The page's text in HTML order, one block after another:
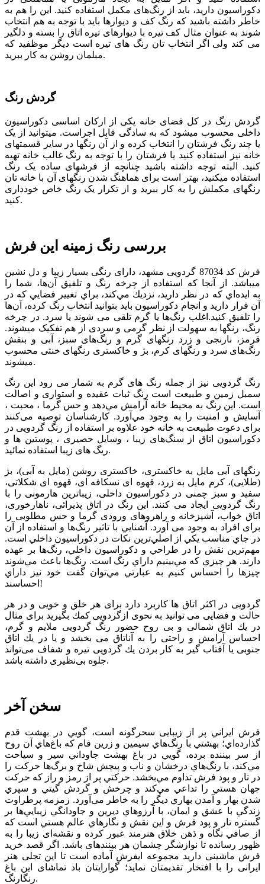
دکوراسیون دارید، باید از رنگ‌های مکمل استفاده کنید. این را هم به
خاطر داشته باشید که رنگ کف و دیوارها باید با توجه به هم انتخاب
شوند به عنوان مثال کف تیره با دیوارهای تیره اتاق را بسته و دلگیر
می کند ولی اگر انتخاب تان رنگ های تیره است دیگر موظفید که
مبلمان روشن به کار ببرید.
گردش رنگ
گردش رنگ در کل فضای خانه یکی از ارکان اساسی دکوراسیون
داخلی محسوب می­شود که به سادگی قابل اجراست. می­توانید از یک
یا چند رنگ فرش­تان را انتخاب کرده و از آن رنگ­ها در سایر قسمت­های
خانه نیز استفاده کنید یا فرشتان را با توجه به رنگ غالب خانه تهیه
کنید. البته توجه داشته باشید چنانچه از فرش­های ساده یک رنگ
استفاده می­کنید، بهتر است برای هماهنگ شدن رنگ­های آن با خانه ­تان
رنگ­های مکملش را به کار ببرید و از تکرار یک رنگ خاص خودداری
کنید.
بررسی رنگ زمینه این فرش
فرش کد 87034 گردویی مشهد، دارای رنگی بسیار زیبا و دل نشین
می­باشد. از آنجا که استفاده از چرخه رنگ و تلفيق آن‌ها، شما را
به ايده‌اي كه در نظر داريد، نزديك مي‌كند، براي تغيير فضايي كه در
آن قرار داريد و انجام دكوراسيون بايد بتوانيد انتخاب رنگ كرده، آن‌ها
را تلفيق كنيد.اغلب رنگ‌ها يا گرم تلقی می شوند يا سرد. در چرخه
رنگ، رنگ­ها به سهولت از نظر گرمی و سردی از هم تفکيک می­شوند.
قرمز، نارنجی و زرد رنگ­های گرم و رنگ‌های سبز، آبی و بنفش
رنگ‌های سرد و رنگ­های کرم، بژ و خاکستری رنگ­های خنثی محسوب
می­شوند.
رنگ گردویی نیز از جمله رنگ های گرم به شمار می رود این رنگ
سمبل زمین و طبیعت است رنگ ثبات عقیده و استواری و اصالت
است. این رنگ به محيط خانه آرامش مي‌دهد و حس گرما ، محبت ،
آسايش و امنيت را به وجود مي‌آورد. کارشناسان توصیه می‌کنند
برای دعوت طبیعت به خانه‌ خود علاوه بر استفاده از رنگ گردویی در
دكوراسیون اتاق از سنگ‌های زیبا ، وسایل حصیری ، پوستین ها و
ریگ های زیبا استفاده نمائید.
رنگهای آبی مایل به خاکستری، خاکستری روشن (مایل به آبی)، بژ
(طلایی)، کرم مایل به زرد، قهوه ای نسکافه ای، قهوه ای شکلاتی،
سفید و سبز چمنی در دکوراسیون داخلی، زیباترین هارمونی را با
رنگ گردویی ایجاد می کنند. این رنگ در اتاق پذیرائی، ناهارخوری،
اتاق خواب، آشپزخانه و راهروهای ورودی گرما و حس مطلوبی را
برای افراد به وجود می آورد. آشنايي با تاثير رنگ‌ها و استفاده از آن‌
در جاي مناسب يكي از اصلي‌ترين نكات در دكوراسيون داخلي است.
مهم‌ترين نقش را در طراحي و دكوراسيون داخلي، رنگ‌ها بر عهده
دارند. هر چيزي كه مي‌بينيم داراي رنگ است. رنگ‌ها باعث مي‌شوند
چيزها را احساس كنيم به عبارتي مي‌توان گفت خود نيز داراي
احساسند!
گردویی در اكثر اتاق ها كاربرد دارد برای هر خلق و خویی و در هر
حالت و فضایی می توانید به نحوی ازگردویی كمك بگیرید برای مثال
در یك اتاق شمالی و بی روح حضور رنگ گردویی ملایم و گرم،
احساس آرامش و راحتی را به آناتاق می بخشد و یا در یك اتاق
جنوبی یا آفتاب گیر به كار بردن یك گردویی تیره و شفاف می‌تواند
جلوه بی‌نظیری داشته باشد.
سخن آخر
فرش ايراني پر از زيبایی سحرگونه است، گويي در بهشت قدم
گذارده‌اي؛ بهشتي با رنگ‌هاي سيمين و زرين فام كه باغ‌هاي آن روح
از سر بيننده برده، ‌گويي در باغ بهشت جاوداني سير و سياحت
مي‌كند، با رنگ‌هاي درخشان و ناب و پیچش شاخ و برگ‌ها حركت را
در تار و پود فرش تداوم مي‌بخشد. حركتي پر از رمز و راز كه حركت
جهان هستي را تداعي مي‌كند و چرخش و گردش گيتي و سپري
شدن بهار و آمدن بهاري ديگر را به خاطر می‌آورد. زمزمه پرطراوت
زندگي با عشق و ايمان، با آرزوهاي ديرين و جاودانگي زيبايي‌ها بر
گستره تار و پود فرش و اين نقش و نگارهاي عالم هستي است كه
از صافي نگاه و ذهن خلاق هنرمند عبور كرده و نقشه‌ای زیبا را به
ظهور رسانده تا نوازشگر چشمان هر بیننده­ای باشد. اگر قصد خرید
فرش ماشینی دارید مجموعه ایفرش آماده است تا این تجلی هنر
ایرانی را با افتخار تقدیمتان نماید؛ گوارایتان باد تماشای این باغ
رنگارنگ.